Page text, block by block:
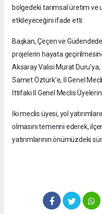
bölgedeki tarımsal üretim ve
etkileyeceğini ifade etti.
Başkan, Çeçen ve
projelerin hayata
Aksaray Valisi Murat
Samet Öztürk'e, İl Genel
İttifakı İl Genel Meclis
İki meclis üyesi, yol
olmasını temenni ederek,
yatırımlarının önümüzdeki